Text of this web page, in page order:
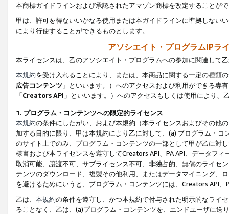
本商標ガイドラインおよび承認されたアマゾン商標を改定することが
甲は、許可を得ないいかなる使用または本ガイドラインに準拠しない
により行使することができるものとします。
アソシエイト・プログラムIPラ
本ライセンスは、乙のアソシエイト・プログラムへの参加に関連して
本規約を受け入れることにより、または、本商品に関する一定の種類
広告コンテンツ 」といいます。）へのアクセスおよび利用ができる専
「Creators API 」といいます。）へのアクセスもしくは使用により
1. プログラム・コンテンツへの限定的ライセンス
本規約の条件にしたがい、および本規約（本ライセンスおよびその他
加する目的に限り、甲は本規約により乙に対して、(a) プログラム・
のサイト上でのみ、プログラム・コンテンツの一部として甲が乙に対
様書および本ライセンスを遵守してCreators API、PA API、データフ
取消可能、譲渡不可、サブライセンス不可、非独占的、無償のライセ
テンツのダウンロード、複製その他利用、またはデータマイニング、
を避けるためにいうと、プログラム・コンテンツには、Creators API
乙は、 本規約の条件を遵守し、かつ本規約で付与された明示的なライ
ることなく、乙は、(a)プログラム・コンテンツを、エンドユーザに